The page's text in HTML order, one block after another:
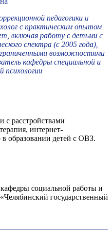
педагогики и
с практическим опытом
включая работу с детьми с
спектра (с 2005 года),
возможностями
кафедры специальной и
психологии
с расстройствами
интернет-
в образовании детей с ОВЗ.
социальной работы и
государственный